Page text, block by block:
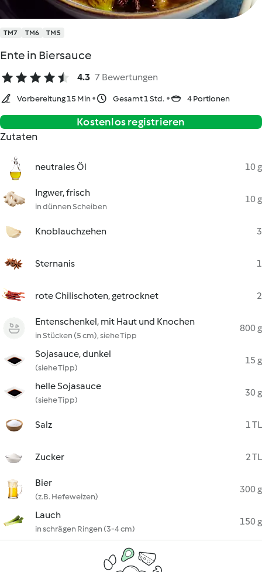
TM7 TM6 TM5
Ente in Biersauce
4.3 7 Bewertungen
Vorbereitung 15 Min Gesamt 1 Std. 4 Portionen
Kostenlos registrieren
Zutaten
neutrales Öl 10 g
Ingwer, frisch
in dünnen Scheiben
10 g
Knoblauchzehen 3
Sternanis 1
rote Chilischoten, getrocknet 2
Entenschenkel, mit Haut und Knochen
in Stücken (5 cm), siehe Tipp
800 g
Sojasauce, dunkel
(siehe Tipp)
15 g
helle Sojasauce
(siehe Tipp)
30 g
Salz 1 TL
Zucker 2 TL
Bier
(z.B. Hefeweizen)
300 g
Lauch
in schrägen Ringen (3-4 cm)
150 g